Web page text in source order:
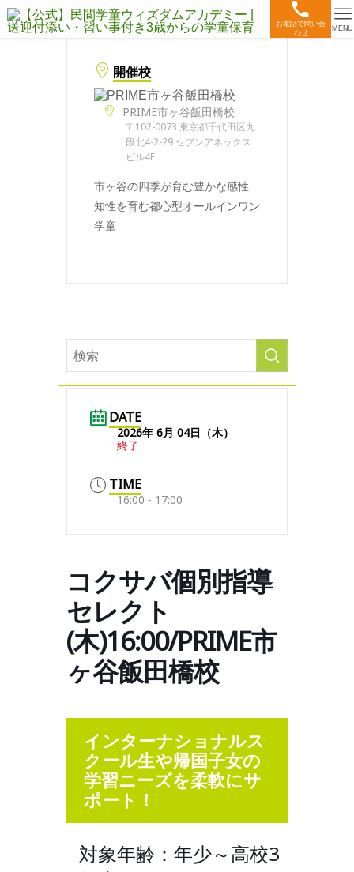
お電話で問い合
わせ
MENU
開催校
PRIME市ヶ谷飯田橋校
〒102-0073 東京都千代田区九
段北4-2-29 セブンアネックス
ビル4F
市ヶ谷の四季が育む豊かな感性
知性を育む都心型オールインワン
学童
DATE
2026年 6月 04日（木）
終了
TIME
16:00 - 17:00
コクサバ個別指導
セレクト
(木)16:00/PRIME市
ヶ谷飯田橋校
インターナショナルス
クール生や帰国子女の
学習ニーズを柔軟にサ
ポート！
対象年齢：年少～高校3